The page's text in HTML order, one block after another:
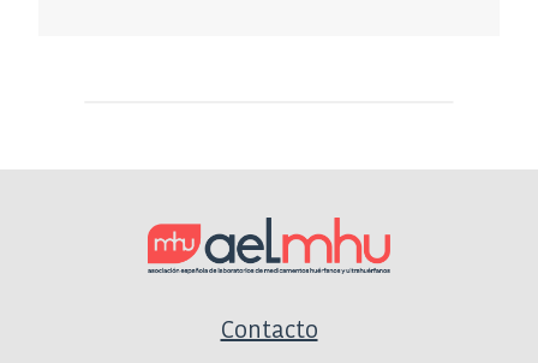
Contacto